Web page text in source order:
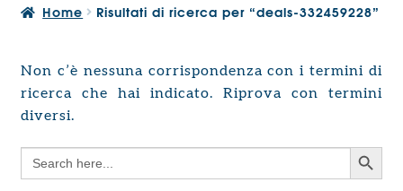
PRODOTTI
Espandi
il
child
PROGETTAZIONE EUROPEA
menu
child
Home Risultati di ricerca per “deals-332459228”
Non c’è nessuna corrispondenza con i termini di
ricerca che hai indicato. Riprova con termini
diversi.
Search
for:
Search Button